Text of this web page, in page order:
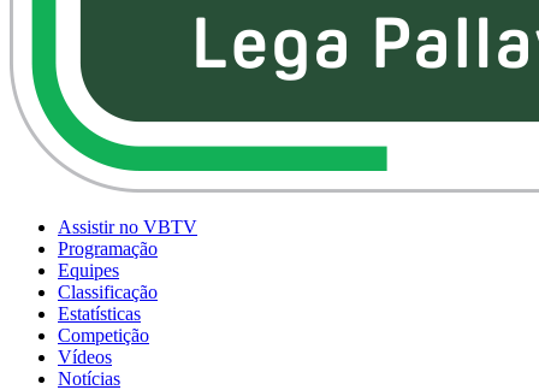
Assistir no VBTV
Programação
Equipes
Classificação
Estatísticas
Competição
Vídeos
Notícias